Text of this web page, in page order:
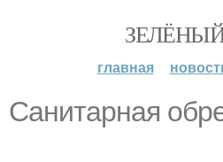
главная
Санитарная